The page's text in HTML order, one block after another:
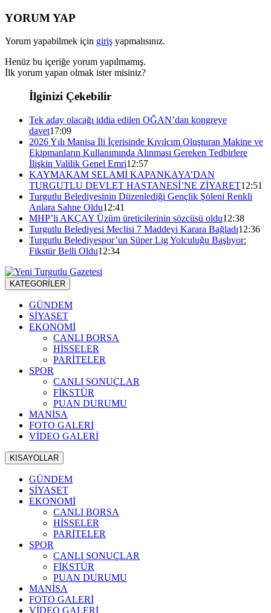
YORUM YAP
Yorum yapabilmek için giriş yapmalısınız.
Henüz bu içeriğe yorum yapılmamış.
İlk yorum yapan olmak ister misiniz?
İlginizi Çekebilir
Tek aday olacağı iddia edilen OĞAN’dan kongreye
davet17:09
2026 Yılı Manisa İli İçerisinde Kıvılcım Oluşturan Makine ve
Ekipmanların Kullanımında Alınması Gereken Tedbirlere
İlişkin Valilik Genel Emri12:57
KAYMAKAM SELAMİ KAPANKAYA’DAN
TURGUTLU DEVLET HASTANESİ’NE ZİYARET12:51
Turgutlu Belediyesinin Düzenlediği Gençlik Şöleni Renkli
Anlara Sahne Oldu12:41
MHP’li AKÇAY Üzüm üreticilerinin sözcüsü oldu12:38
Turgutlu Belediyesi Meclisi 7 Maddeyi Karara Bağladı12:36
Turgutlu Belediyespor’un Süper Lig Yolculuğu Başlıyor:
Fikstür Belli Oldu12:34
KATEGORİLER
GÜNDEM
SİYASET
EKONOMİ
CANLI BORSA
HİSSELER
PARİTELER
SPOR
CANLI SONUÇLAR
FİKSTÜR
PUAN DURUMU
MANİSA
FOTO GALERİ
VİDEO GALERİ
KISAYOLLAR
GÜNDEM
SİYASET
EKONOMİ
CANLI BORSA
HİSSELER
PARİTELER
SPOR
CANLI SONUÇLAR
FİKSTÜR
PUAN DURUMU
MANİSA
FOTO GALERİ
VİDEO GALERİ